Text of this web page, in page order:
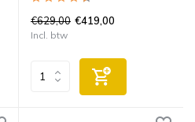
€629,00 €419,00
Incl. btw